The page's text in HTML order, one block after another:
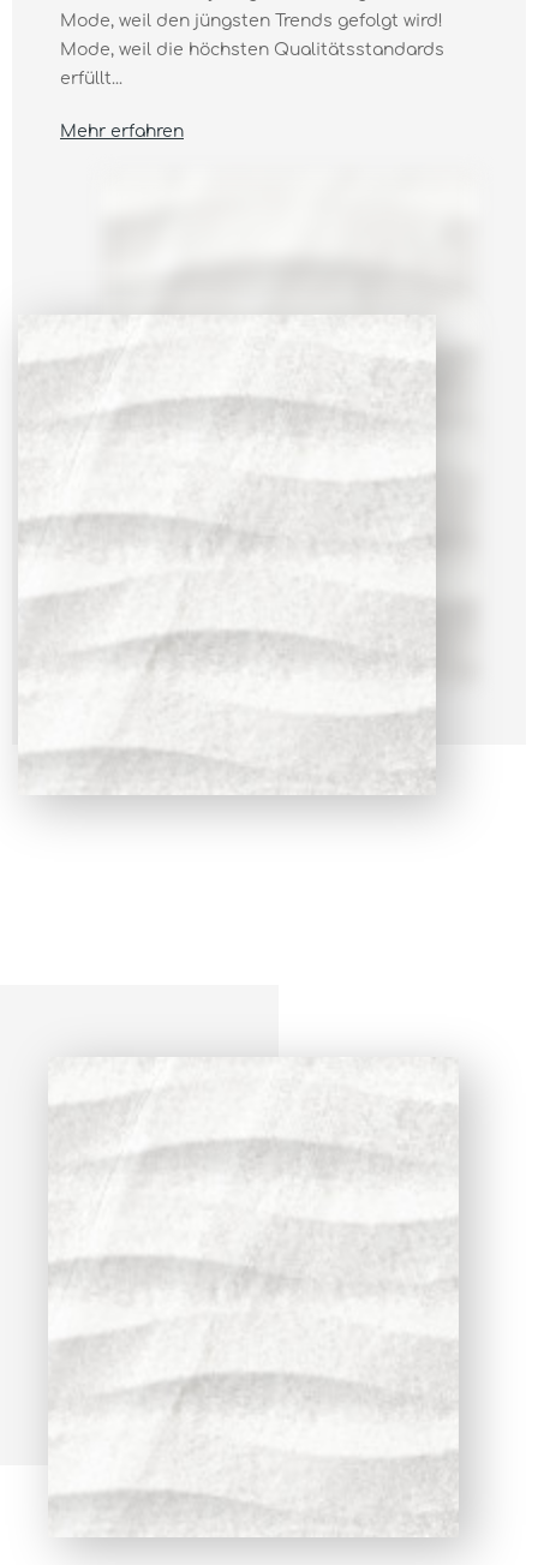
Mode, weil den jüngsten Trends gefolgt wird!
Mode, weil die höchsten Qualitätsstandards
erfüllt...
Mehr erfahren